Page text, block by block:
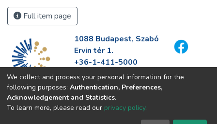
Full item page
1088 Budapest, Szabó
Ervin tér 1.
+36-1-411-5000
info@fszek.hu
https://fszek.hu
We collect and process your personal information for the
following purposes: Authentication, Preferences,
Acknowledgement and Statistics.
To learn more, please read our privacy policy.